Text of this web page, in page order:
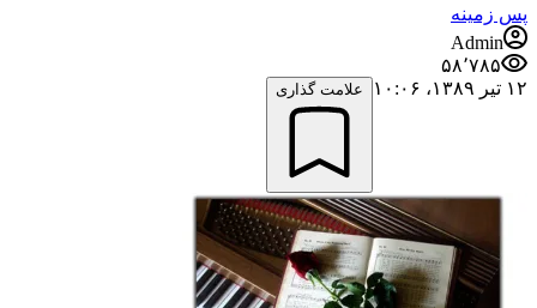
پس زمینه
Admin
۵۸٬۷۸۵
۱۲ تیر ۱۳۸۹،‏ ۱۰:۰۶
علامت گذاری